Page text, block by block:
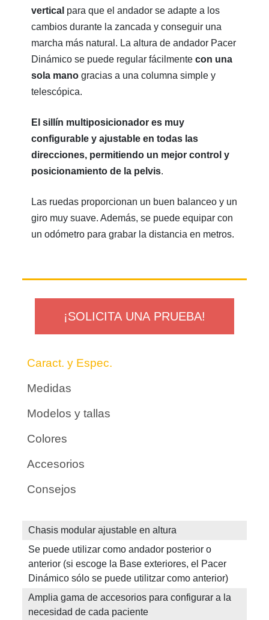
vertical para que el andador se adapte a los
cambios durante la zancada y conseguir una
marcha más natural. La altura de andador Pacer
Dinámico se puede regular fácilmente con una
sola mano gracias a una columna simple y
telescópica.
El sillín multiposicionador es muy
configurable y ajustable en todas las
direcciones, permitiendo un mejor control y
posicionamiento de la pelvis.
Las ruedas proporcionan un buen balanceo y un
giro muy suave. Además, se puede equipar con
un odómetro para grabar la distancia en metros.
¡SOLICITA UNA PRUEBA!
Caract. y Espec.
Medidas
Modelos y tallas
Colores
Accesorios
Consejos
Chasis modular ajustable en altura
Se puede utilizar como andador posterior o
anterior (si escoge la Base exteriores, el Pacer
Dinámico sólo se puede utilitzar como anterior)
Amplia gama de accesorios para configurar a la
necesidad de cada paciente